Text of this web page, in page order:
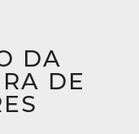
DA
DE